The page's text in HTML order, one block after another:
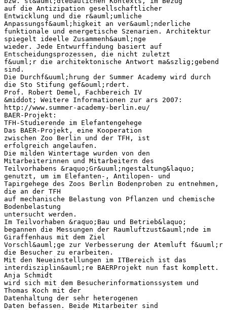
auf die Antizipation gesellschaftlicher
Entwicklung und die r&auml;umliche
Anpassungsf&auml;higkeit an ver&auml;nderliche
funktionale und energetische Szenarien. Architektur
spiegelt ideelle Zusammenh&auml;nge
wieder. Jede Entwurffindung basiert auf
Entscheidungsprozessen, die nicht zuletzt
f&uuml;r die architektonische Antwort ma&szlig;gebend
sind.
Die Durchf&uuml;hrung der Summer Academy wird durch
die Sto Stifung gef&ouml;rdert.
Prof. Robert Demel, Fachbereich IV
&middot; Weitere Informationen zur ars 2007:
http://www.summer-academy-berlin.eu/
BAER-Projekt:
TFH-Studierende im Elefantengehege
Das BAER-Projekt, eine Kooperation
zwischen Zoo Berlin und der TFH, ist
erfolgreich angelaufen.
Die milden Wintertage wurden von den
Mitarbeiterinnen und Mitarbeitern des
Teilvorhabens &raquo;Gr&uuml;ngestaltung&laquo;
genutzt, um im Elefanten-, Antilopen- und
Tapirgehege des Zoos Berlin Bodenproben zu entnehmen,
die an der TFH
auf mechanische Belastung von Pflanzen und chemische
Bodenbelastung
untersucht werden.
Im Teilvorhaben &raquo;Bau und Betrieb&laquo;
begannen die Messungen der Raumluftzust&auml;nde im
Giraffenhaus mit dem Ziel
Vorschl&auml;ge zur Verbesserung der Atemluft f&uuml;r
die Besucher zu erarbeiten.
Mit den Neueinstellungen im ITBereich ist das
interdisziplin&auml;re BAERProjekt nun fast komplett.
Anja Schmidt
wird sich mit dem Besucherinformationssystem und
Thomas Koch mit der
Datenhaltung der sehr heterogenen
Daten befassen. Beide Mitarbeiter sind